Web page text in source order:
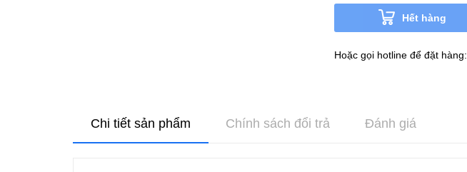
Hết hàng
Hoặc gọi hotline để đặt hàng:
Chi tiết sản phẩm Chính sách đổi trả Đánh giá